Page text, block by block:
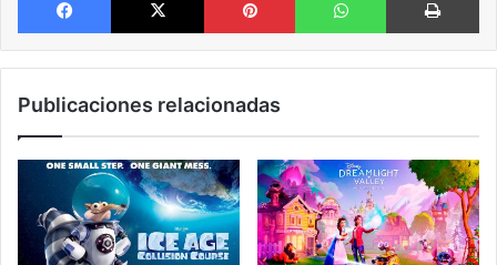
Publicaciones relacionadas